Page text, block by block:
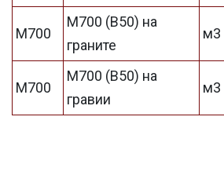
М700
М700 (В50) на
граните
м3
М700
М700 (В50) на
гравии
м3